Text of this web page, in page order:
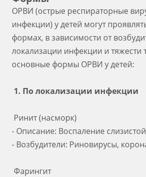
ОРВИ (острые респираторные
инфекции) у детей могут
формах, в зависимости от
локализации инфекции и тяжести
основные формы ОРВИ у детей:
1. По локализации инфекции
Ринит (насморк)
- Описание: Воспаление
- Возбудители: Риновирусы,
Фарингит